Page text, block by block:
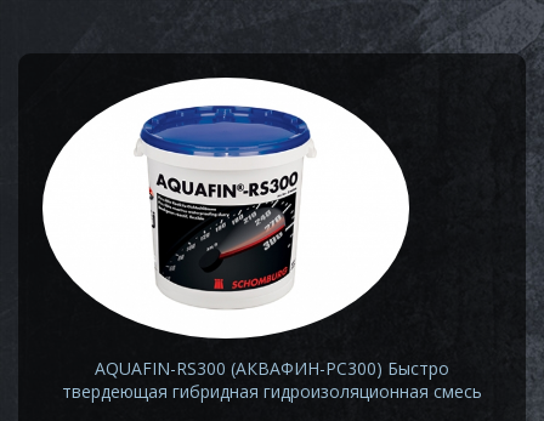
AQUAFIN-RS300 (АКВАФИН-РС300) Быстро
твердеющая гибридная гидроизоляционная смесь